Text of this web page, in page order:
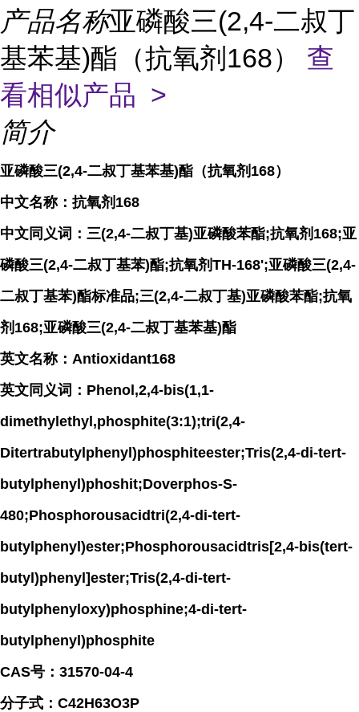
产品名称亚磷酸三(2,4-二叔丁
基苯基)酯（抗氧剂168） 查
看相似产品 >
简介
亚磷酸三(2,4-二叔丁基苯基)酯（抗氧剂168）
中文名称：抗氧剂168
中文同义词：三(2,4-二叔丁基)亚磷酸苯酯;抗氧剂168;亚
磷酸三(2,4-二叔丁基苯)酯;抗氧剂TH-168';亚磷酸三(2,4-
二叔丁基苯)酯标准品;三(2,4-二叔丁基)亚磷酸苯酯;抗氧
剂168;亚磷酸三(2,4-二叔丁基苯基)酯
英文名称：Antioxidant168
英文同义词：Phenol,2,4-bis(1,1-
dimethylethyl,phosphite(3:1);tri(2,4-
Ditertrabutylphenyl)phosphiteester;Tris(2,4-di-tert-
butylphenyl)phoshit;Doverphos-S-
480;Phosphorousacidtri(2,4-di-tert-
butylphenyl)ester;Phosphorousacidtris[2,4-bis(tert-
butyl)phenyl]ester;Tris(2,4-di-tert-
butylphenyloxy)phosphine;4-di-tert-
butylphenyl)phosphite
CAS号：31570-04-4
分子式：C42H63O3P